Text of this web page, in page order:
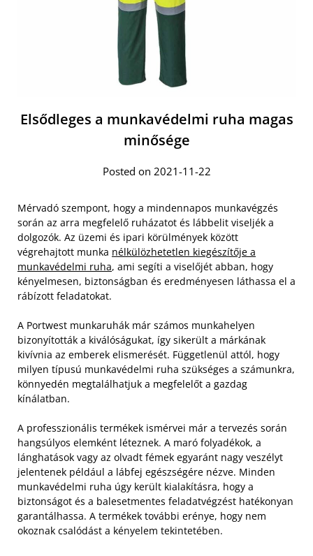
Elsődleges a munkavédelmi ruha magas
minősége
Posted on 2021-11-22
Mérvadó szempont, hogy a mindennapos munkavégzés
során az arra megfelelő ruházatot és lábbelit viseljék a
dolgozók. Az üzemi és ipari körülmények között
végrehajtott munka nélkülözhetetlen kiegészítője a
munkavédelmi ruha, ami segíti a viselőjét abban, hogy
kényelmesen, biztonságban és eredményesen láthassa el a
rábízott feladatokat.
A Portwest munkaruhák már számos munkahelyen
bizonyították a kiválóságukat, így sikerült a márkának
kivívnia az emberek elismerését. Függetlenül attól, hogy
milyen típusú munkavédelmi ruha szükséges a számunkra,
könnyedén megtalálhatjuk a megfelelőt a gazdag
kínálatban.
A professzionális termékek ismérvei már a tervezés során
hangsúlyos elemként léteznek. A maró folyadékok, a
lánghatások vagy az olvadt fémek egyaránt nagy veszélyt
jelentenek például a lábfej egészségére nézve. Minden
munkavédelmi ruha úgy került kialakításra, hogy a
biztonságot és a balesetmentes feladatvégzést hatékonyan
garantálhassa. A termékek további erénye, hogy nem
okoznak csalódást a kényelem tekintetében.